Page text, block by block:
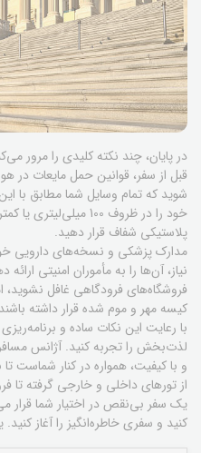
در پایان، چند نکته کلیدی را مرور
قبل از سفر، قوانین حمل مایعات در
شوید که تمام وسایل شما مطابق با
خود را در ظروف 100
پلاستیکی شفاف قرار دهید.
مدارک پزشکی و نسخه‌های دارویی
نیاز، آن‌ها را به مأموران امنیتی
فروشگاه‌های فرودگاهی غافل نشوید،
کیسه مهر و موم شده قرار داشته
با رعایت این نکات ساده و
لذت‌بخش را تجربه کنید. آژانس
و با کیفیت، همواره در کنار شماست
از تورهای داخلی و خارجی گرفته تا
یک سفر بی‌نقص در اختیار شما قرار
کنید و سفری خاطره‌انگیز را آغاز کنید.